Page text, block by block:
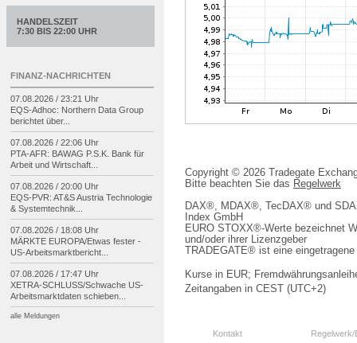
Copyright © 2026 Tradegate
Bitte beachten Sie das Regelwerk
DAX®, MDAX®, TecDAX® und
Index GmbH
EURO STOXX®-Werte bezeichnet
und/oder ihrer Lizenzgeber
TRADEGATE® ist eine
Kurse in EUR;
Zeitangaben in CEST (UTC+2)
Kontakt
HANDELSZEIT
7:30 BIS 22:00 UHR
FINANZ-NACHRICHTEN
07.08.2026 / 23:21 Uhr
EQS-Adhoc: Northern Data Group
berichtet über...
07.08.2026 / 22:06 Uhr
PTA-AFR: BAWAG P.S.K. Bank für
Arbeit und Wirtschaft...
07.08.2026 / 20:00 Uhr
EQS-PVR: AT&S Austria Technologie
& Systemtechnik...
07.08.2026 / 18:08 Uhr
MÄRKTE EUROPA/Etwas fester -
US-Arbeitsmarktbericht...
07.08.2026 / 17:47 Uhr
XETRA-SCHLUSS/Schwache US-
Arbeitsmarktdaten schieben...
alle Meldungen